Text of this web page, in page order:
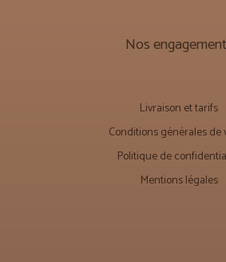
Nos
Livraison et tarifs
Conditions générales de
Politique de
Mentions légales